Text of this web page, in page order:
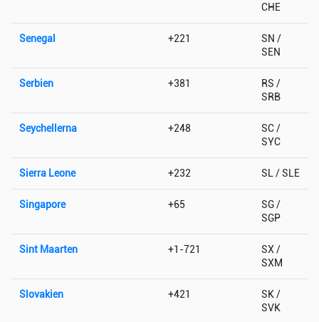
CHE
Senegal +221
SN /
SEN
Serbien +381
RS /
SRB
Seychellerna +248
SC /
SYC
Sierra Leone +232 SL / SLE
Singapore +65
SG /
SGP
Sint Maarten +1-721
SX /
SXM
Slovakien +421
SK /
SVK